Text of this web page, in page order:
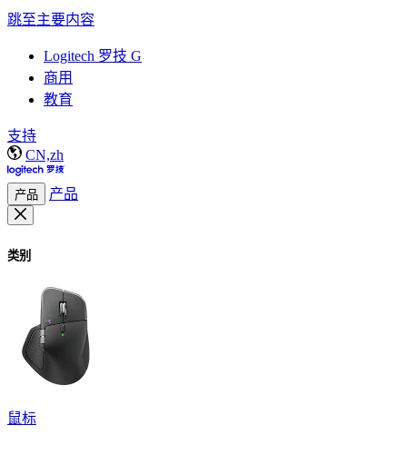
跳至主要内容
Logitech 罗技 G
商用
教育
支持
CN,zh
产品 产品
类别
鼠标